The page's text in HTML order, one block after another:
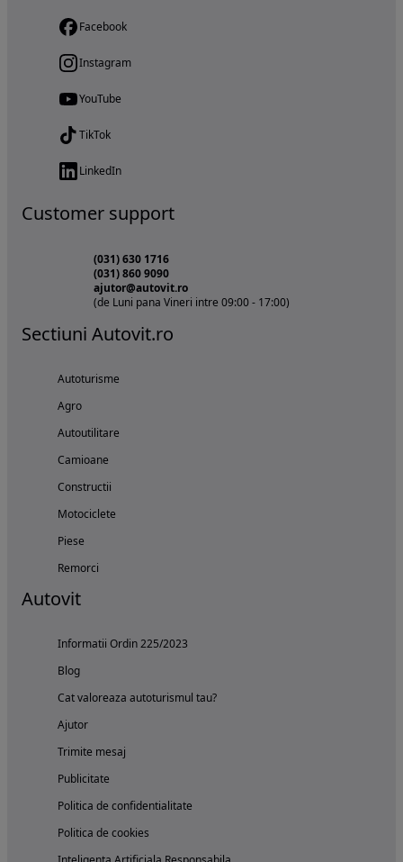
Facebook
Instagram
YouTube
TikTok
LinkedIn
Customer support
(031) 630 1716
(031) 860 9090
ajutor@autovit.ro
(de Luni pana Vineri intre 09:00 - 17:00)
Sectiuni Autovit.ro
Autoturisme
Agro
Autoutilitare
Camioane
Constructii
Motociclete
Piese
Remorci
Autovit
Informatii Ordin 225/2023
Blog
Cat valoreaza autoturismul tau?
Ajutor
Trimite mesaj
Publicitate
Politica de confidentialitate
Politica de cookies